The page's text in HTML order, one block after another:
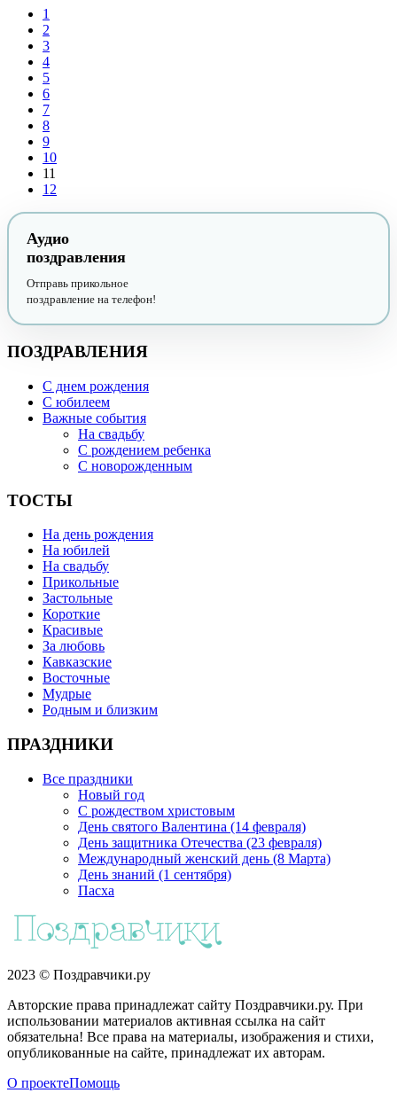
1
2
3
4
5
6
7
8
9
10
11
12
Аудио
поздравления
Отправь прикольное
поздравление на телефон!
ПОЗДРАВЛЕНИЯ
С днем рождения
С юбилеем
Важные события
На свадьбу
С рождением ребенка
С новорожденным
ТОСТЫ
На день рождения
На юбилей
На свадьбу
Прикольные
Застольные
Короткие
Красивые
За любовь
Кавказские
Восточные
Мудрые
Родным и близким
ПРАЗДНИКИ
Все праздники
Новый год
С рождеством христовым
День святого Валентина (14 февраля)
День защитника Отечества (23 февраля)
Международный женский день (8 Марта)
День знаний (1 сентября)
Пасха
2023 © Поздравчики.ру
Авторские права принадлежат сайту Поздравчики.ру. При
использовании материалов активная ссылка на сайт
обязательна! Все права на материалы, изображения и стихи,
опубликованные на сайте, принадлежат их авторам.
О проектеПомощь